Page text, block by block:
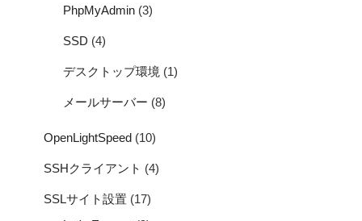
PhpMyAdmin (3)
SSD (4)
デスクトップ環境 (1)
メールサーバー (8)
OpenLightSpeed (10)
SSHクライアント (4)
SSLサイト設置 (17)